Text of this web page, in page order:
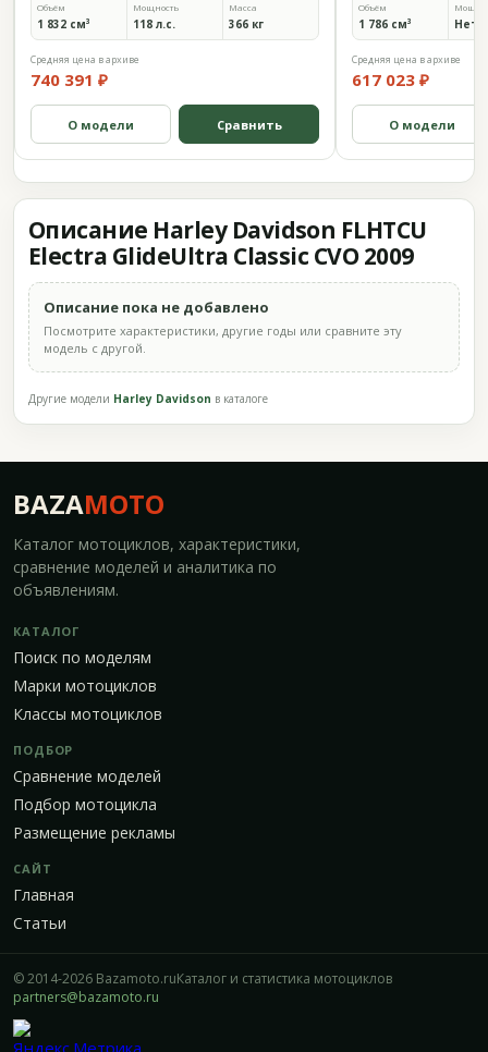
Объём
1 832 см³
Мощность
118 л.с.
Масса
366 кг
Средняя цена в архиве
740 391 ₽
О модели Сравнить
Объём
1 786 см³ Нет
Средняя цена в архиве
617 023 ₽
О модели
Описание Harley Davidson FLHTCU
Electra GlideUltra Classic CVO 2009
Описание пока не добавлено
Посмотрите характеристики, другие годы или сравните эту
модель с другой.
Другие модели Harley Davidson в каталоге
BAZAMOTO
Каталог мотоциклов, характеристики,
сравнение моделей и аналитика по
объявлениям.
КАТАЛОГ
Поиск по моделям
Марки мотоциклов
Классы мотоциклов
ПОДБОР
Сравнение моделей
Подбор мотоцикла
Размещение рекламы
САЙТ
Главная
Статьи
© 2014-2026 Bazamoto.ruКаталог и статистика мотоциклов
partners@bazamoto.ru